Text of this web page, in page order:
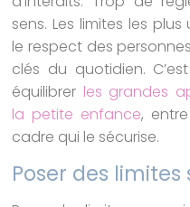
sens. Les limites les
le respect des
clés du quotidien.
équilibrer les grandes
la petite enfance,
cadre qui le sécurise.
Poser des